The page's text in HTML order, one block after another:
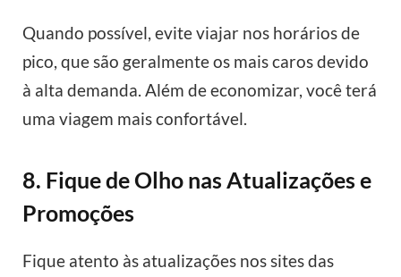
Quando possível, evite viajar nos horários de
pico, que são geralmente os mais caros devido
à alta demanda. Além de economizar, você terá
uma viagem mais confortável.
8. Fique de Olho nas Atualizações e
Promoções
Fique atento às atualizações nos sites das